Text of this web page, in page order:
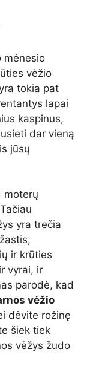
mėnesio
vėžio
tokia pat
lapai
kaspinus,
dar vieną
jūsų
moterų
yra trečia
ir krūties
vyrai, ir
parodė, kad
vėžio
dėvite rožinę
šiek tiek
vėžys žudo